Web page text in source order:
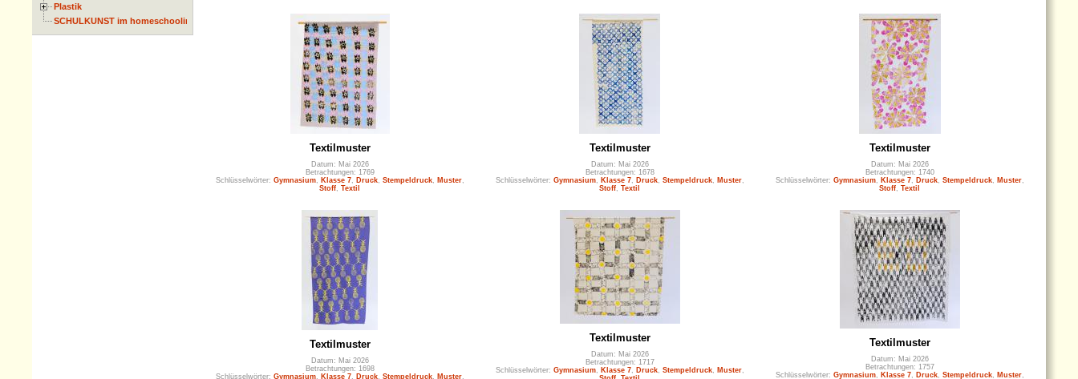
Plastik
SCHULKUNST im homeschooling
Textilmuster
Datum: Mai 2026
Betrachtungen: 1769
Schlüsselwörter: Gymnasium, Klasse 7, Druck, Stempeldruck, Muster,
Stoff Textil
Textilmuster
Datum: Mai 2026
Betrachtungen: 1678
Schlüsselwörter: Gymnasium, Klasse 7, Druck, Stempeldruck, Muster,
Stoff Textil
Textilmuster
Datum: Mai 2026
Betrachtungen: 1740
Schlüsselwörter: Gymnasium, Klasse 7, Druck, Stempeldruck, Muster,
Stoff Textil
Textilmuster
Datum: Mai 2026
Betrachtungen: 1698
Schlüsselwörter: Gymnasium, Klasse 7, Druck, Stempeldruck, Muster,
Textilmuster
Datum: Mai 2026
Betrachtungen: 1717
Schlüsselwörter: Gymnasium, Klasse 7, Druck, Stempeldruck, Muster,
Textilmuster
Datum: Mai 2026
Betrachtungen: 1757
Schlüsselwörter: Gymnasium, Klasse 7, Druck, Stempeldruck, Muster,